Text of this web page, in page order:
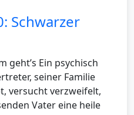
Schwarzer
geht’s Ein psychisch
seiner Familie
versucht verzweifelt,
Vater eine heile